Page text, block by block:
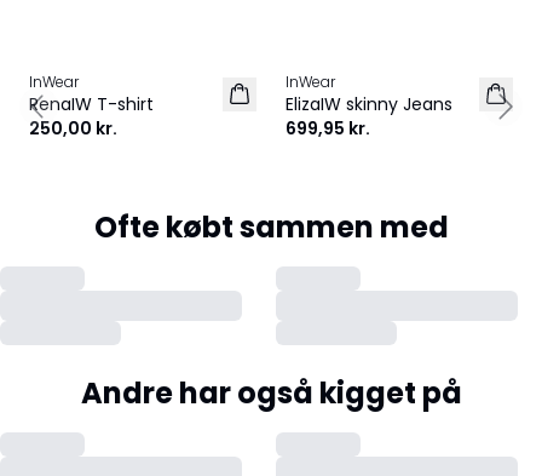
InWear
RenaIW T-shirt
250,00 kr.
InWear
ElizaIW skinny Jeans
699,95 kr.
Previous slide
Ofte købt sammen med
Andre har også kigget på